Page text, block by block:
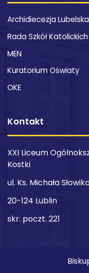
Archidiecezja Lubelska
Rada Szkół Katolickich
MEN
Kuratorium Oświaty
OKE
Kontakt
XXI Liceum
Kostki
ul. Ks. Michała
20-124 Lublin
skr. poczt. 221